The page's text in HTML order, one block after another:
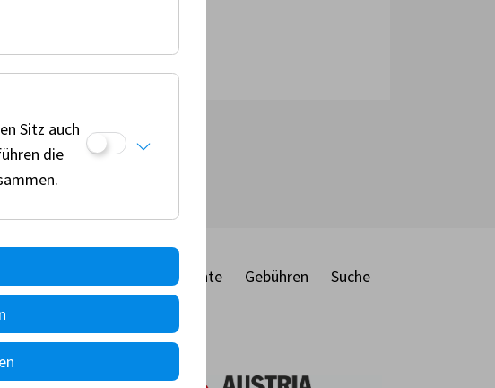
die
Dokumente Gebühren Suche
Sitz auch
die